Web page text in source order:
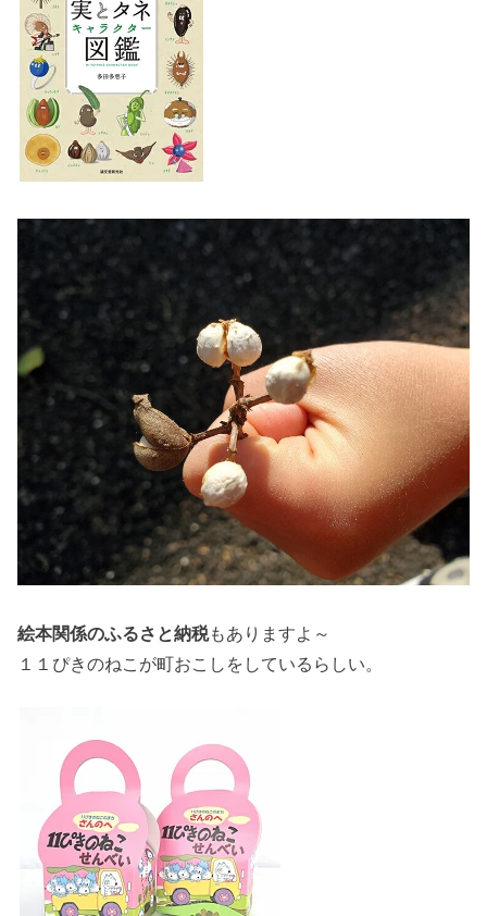
絵本関係のふるさと納税もありますよ～
１１ぴきのねこが町おこしをしているらしい。